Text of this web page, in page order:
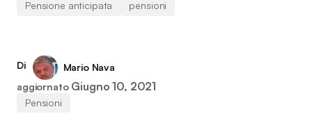
Pensione anticipata pensioni
Di
Mario Nava
aggiornato Giugno 10, 2021
Pensioni